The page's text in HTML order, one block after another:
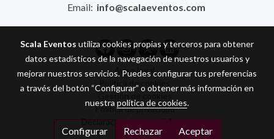
Email: info@scalaeventos.com
Aviso legal
Política de cookies
Gestión de cookies
Política de privacidad
Declaración de accesibilidad
Scala Eventos utiliza cookies propias y terceros para obtener
datos estadísticos de la navegación de nuestros usuarios y
mejorar nuestros servicios. Puedes configurar tus preferencias
a través del botón “Configurar” o obtener más información en
nuestra política de cookies.
Configurar Rechazar Aceptar